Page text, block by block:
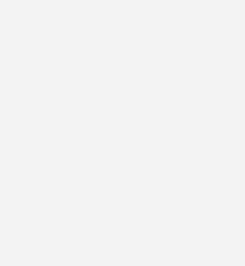
wir sechs bis acht Wochen
von
sondieren wir sehr genau.
Wir haben aber
Hamburger